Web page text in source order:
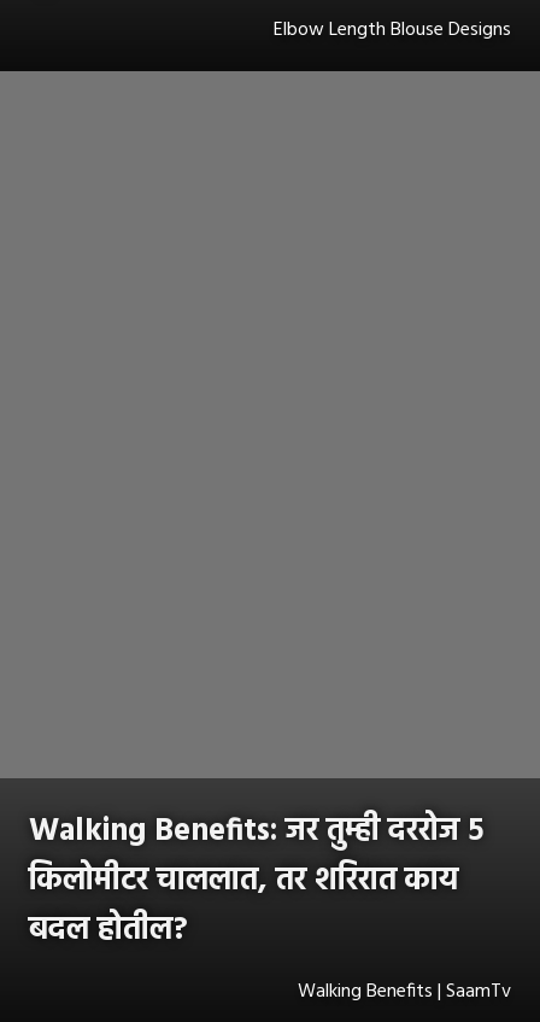
Elbow Length Blouse Designs
Walking Benefits: जर तुम्ही दररोज ५
किलोमीटर चाललात, तर शरिरात काय
बदल होतील?
Walking Benefits | SaamTv